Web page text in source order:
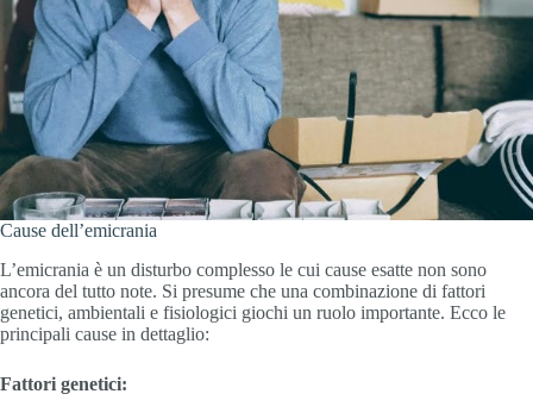
Cause dell’emicrania
L’emicrania è un disturbo complesso le cui cause esatte non sono
ancora del tutto note. Si presume che una combinazione di fattori
genetici, ambientali e fisiologici giochi un ruolo importante. Ecco le
principali cause in dettaglio:
Fattori genetici: